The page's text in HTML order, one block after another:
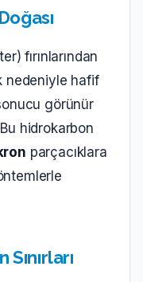
fırınlarından
nedeniyle hafif
görünür
hidrokarbon
parçacıklara